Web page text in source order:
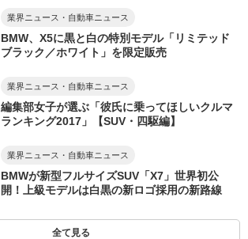
業界ニュース・自動車ニュース
BMW、X5に黒と白の特別モデル「リミテッド
ブラック／ホワイト」を限定販売
業界ニュース・自動車ニュース
編集部女子が選ぶ「彼氏に乗ってほしいクルマ
ランキング2017」【SUV・四駆編】
業界ニュース・自動車ニュース
BMWが新型フルサイズSUV「X7」世界初公
開！上級モデルは白黒の新ロゴ採用の新路線
全て見る